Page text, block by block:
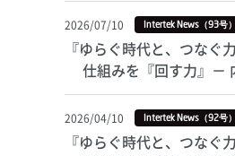
2026/07/10 Intertek News（93号）
『ゆらぐ時代と、つなぐ
仕組みを『回す力』－
2026/04/10 Intertek News（92号）
『ゆらぐ時代と、つなぐ